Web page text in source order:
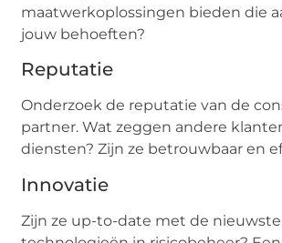
maatwerkoplossingen bieden die
jouw behoeften?
Reputatie
Onderzoek de reputatie van de
partner. Wat zeggen andere
diensten? Zijn ze betrouwbaar en
Innovatie
Zijn ze up-to-date met de